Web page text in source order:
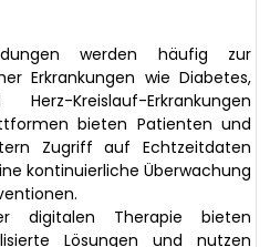
werden häufig zur
Erkrankungen wie Diabetes,
Kreislauf-Erkrankungen
bieten Patienten und
Zugriff auf Echtzeitdaten
kontinuierliche Überwachung
digitalen Therapie bieten
Lösungen und nutzen